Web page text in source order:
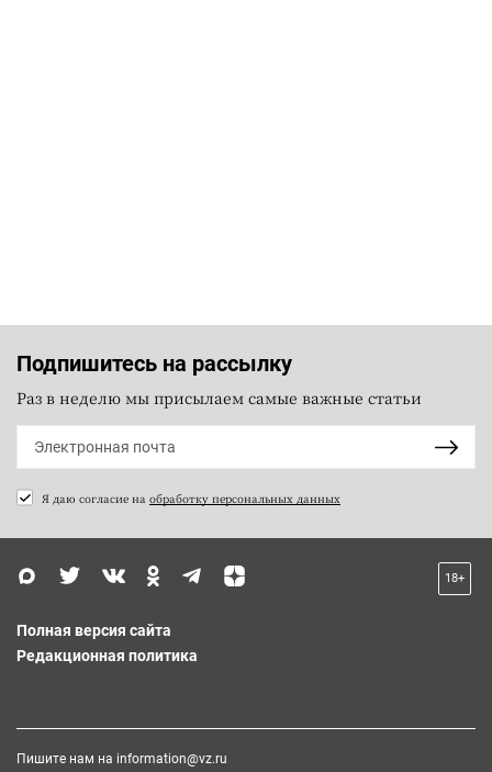
Подпишитесь на рассылку
Раз в неделю мы присылаем самые важные статьи
Я даю согласие на обработку персональных данных
18+
Полная версия сайта
Редакционная политика
Пишите нам на information@vz.ru